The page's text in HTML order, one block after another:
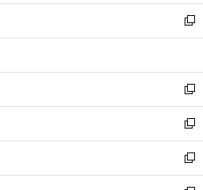
開
く
ウ
で
開
ン
ド
ウ
開
く
ウ
ィ
ン
ウ
で
開
く
し
い
ウ
ン
ド
ウ
で
開
く
新
し
ウ
ィ
ン
ド
ウ
で
開
新
し
い
ウ
ィ
ン
新
し
い
ウ
新
し